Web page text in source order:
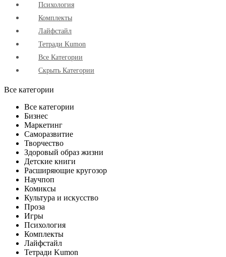
Психология
Комплекты
Лайфстайл
Тетради Kumon
Все Категории
Скрыть Категории
Все категории
Все категории
Бизнес
Маркетинг
Саморазвитие
Творчество
Здоровый образ жизни
Детские книги
Расширяющие кругозор
Научпоп
Комиксы
Культура и искусство
Проза
Игры
Психология
Комплекты
Лайфстайл
Тетради Kumon